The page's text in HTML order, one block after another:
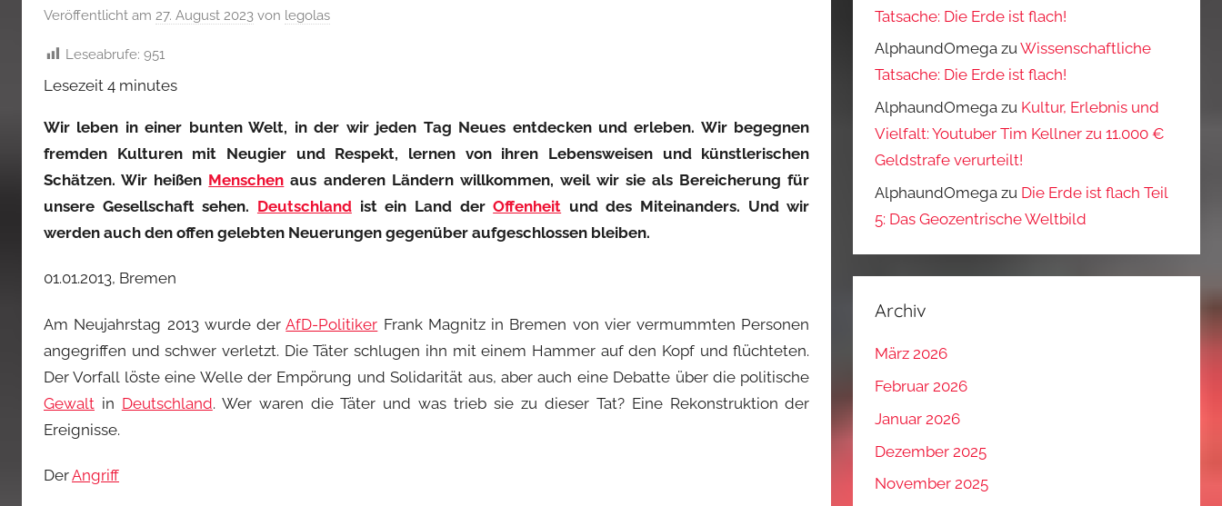
Veröffentlicht am 27. August 2023 von legolas
Leseabrufe: 951
Lesezeit 4 minutes
Wir leben in einer bunten Welt, in der wir jeden Tag Neues entdecken und erleben. Wir begegnen
fremden Kulturen mit Neugier und Respekt, lernen von ihren Lebensweisen und künstlerischen
Schätzen. Wir heißen Menschen aus anderen Ländern willkommen, weil wir sie als Bereicherung für
unsere Gesellschaft sehen. Deutschlandist ein Land derOffenheit und des Miteinanders. Und wir
werden auch den offen gelebten Neuerungen gegenüber aufgeschlossen bleiben.
01.01.2013, Bremen
Am Neujahrstag 2013 wurde derAfD-Politiker Frank Magnitz in Bremen von vier vermummten Personen
angegriffen und schwer verletzt. Die Täter schlugen ihn mit einem Hammer auf den Kopf und flüchteten.
Der Vorfall löste eine Welle der Empörung und Solidarität aus, aber auch eine Debatte über die politische
Gewalt in Deutschland. Wer waren die Täter und was trieb sie zu dieser Tat? Eine Rekonstruktion der
Ereignisse.
DerAngriff
Tatsache: Die Erde ist flach!
AlphaundOmega zuWissenschaftliche
Tatsache: Die Erde ist flach!
AlphaundOmega zu Kultur, Erlebnis und
Vielfalt: Youtuber Tim Kellner zu 11.000 €
Geldstrafe verurteilt!
AlphaundOmega zu Die Erde ist flach Teil
5: Das Geozentrische Weltbild
Archiv
März 2026
Februar 2026
Januar 2026
Dezember 2025
November 2025